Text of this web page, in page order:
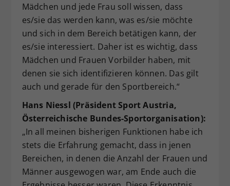
Mädchen und jede Frau soll wissen, dass
es/sie das werden kann, was es/sie möchte
und sich in dem Bereich betätigen kann, der
es/sie interessiert. Daher ist es wichtig, dass
Mädchen und Frauen Vorbilder haben, mit
denen sie sich identifizieren können. Das gilt
auch und gerade für den Sportbereich.“
Hans Niessl (Präsident Sport Austria,
Österreichische Bundes-Sportorganisation):
„In all meinen bisherigen Funktionen habe ich
stets die Erfahrung gemacht, dass in jenen
Bereichen, in denen die Anzahl der Frauen und
Männer ausgewogen war, am Ende auch die